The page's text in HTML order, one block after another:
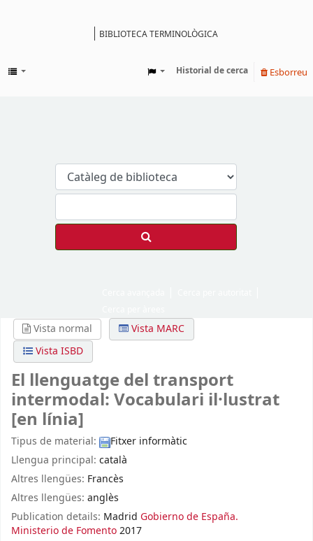
BIBLIOTECA TERMINOLÒGICA
Historial de cerca Esborreu
Vista normal
Vista MARC
Vista ISBD
El llenguatge del transport
intermodal: Vocabulari il·lustrat
[en línia]
Tipus de material:
Fitxer informàtic
Llengua principal: català
Altres llengües: Francès
Altres llengües: anglès
Publication details: Madrid Gobierno de España.
Ministerio de Fomento2017